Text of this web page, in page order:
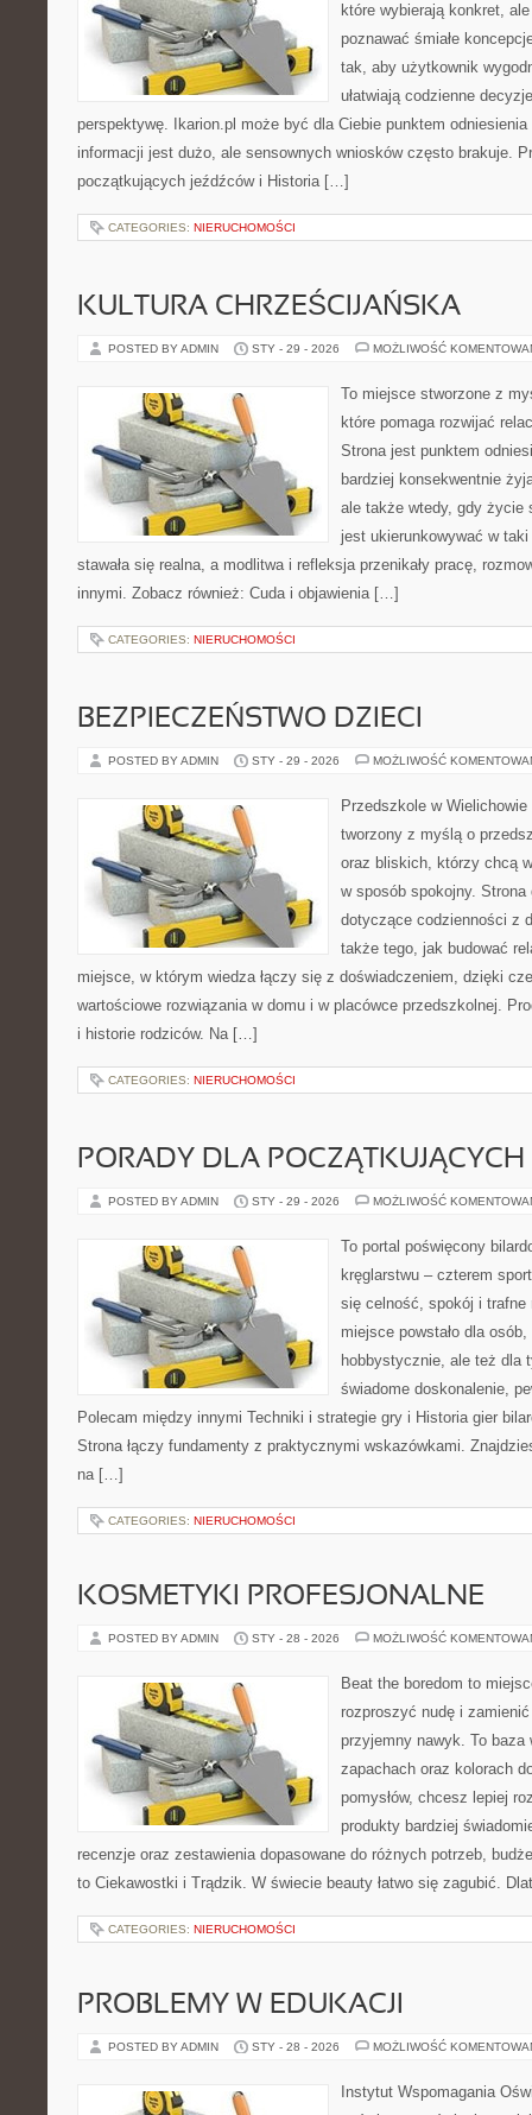
które wybierają konkret,
poznawać śmiałe
tak, aby użytkownik
ułatwiają codzienne
perspektywę. Ikarion.pl może być dla Ciebie punktem
informacji jest dużo, ale sensownych wniosków często brakuje.
początkujących jeźdźców i Historia […]
CATEGORIES: NIERUCHOMOŚCI
KULTURA CHRZEŚCIJAŃSKA
POSTED BY ADMIN STY - 29 - 2026 MOŻLIWOŚĆ
To miejsce stworzone z
które pomaga rozwijać
Strona jest punktem
bardziej konsekwentnie
ale także wtedy, gdy życie
jest ukierunkowywać w
stawała się realna, a modlitwa i refleksja przenikały pracę,
innymi. Zobacz również: Cuda i objawienia […]
CATEGORIES: NIERUCHOMOŚCI
BEZPIECZEŃSTWO DZIECI
POSTED BY ADMIN STY - 29 - 2026 MOŻLIWOŚĆ
Przedszkole w
tworzony z myślą o
oraz bliskich, którzy chcą
w sposób spokojny.
dotyczące codzienności z
także tego, jak budować
miejsce, w którym wiedza łączy się z doświadczeniem, dzięki
wartościowe rozwiązania w domu i w placówce przedszkolnej.
i historie rodziców. Na […]
CATEGORIES: NIERUCHOMOŚCI
PORADY DLA POCZĄTKUJĄCYCH
POSTED BY ADMIN STY - 29 - 2026 MOŻLIWOŚĆ
To portal poświęcony
kręglarstwu – czterem
się celność, spokój i trafne
miejsce powstało dla
hobbystycznie, ale też dla
świadome doskonalenie,
Polecam między innymi Techniki i strategie gry i Historia gier
Strona łączy fundamenty z praktycznymi wskazówkami.
na […]
CATEGORIES: NIERUCHOMOŚCI
KOSMETYKI PROFESJONALNE
POSTED BY ADMIN STY - 28 - 2026 MOŻLIWOŚĆ
Beat the boredom to
rozproszyć nudę i
przyjemny nawyk. To baza
zapachach oraz kolorach
pomysłów, chcesz lepiej
produkty bardziej
recenzje oraz zestawienia dopasowane do różnych potrzeb,
to Ciekawostki i Trądzik. W świecie beauty łatwo się zagubić.
CATEGORIES: NIERUCHOMOŚCI
PROBLEMY W EDUKACJI
POSTED BY ADMIN STY - 28 - 2026 MOŻLIWOŚĆ
Instytut Wspomagania